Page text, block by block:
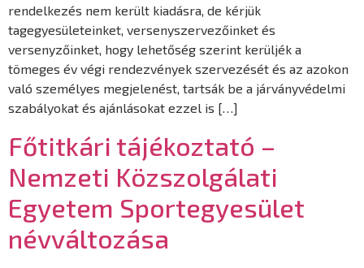
rendelkezés nem került kiadásra, de kérjük
tagegyesületeinket, versenyszervezőinket és
versenyzőinket, hogy lehetőség szerint kerüljék a
tömeges év végi rendezvények szervezését és az azokon
való személyes megjelenést, tartsák be a járványvédelmi
szabályokat és ajánlásokat ezzel is […]
Főtitkári tájékoztató –
Nemzeti Közszolgálati
Egyetem Sportegyesület
névváltozása